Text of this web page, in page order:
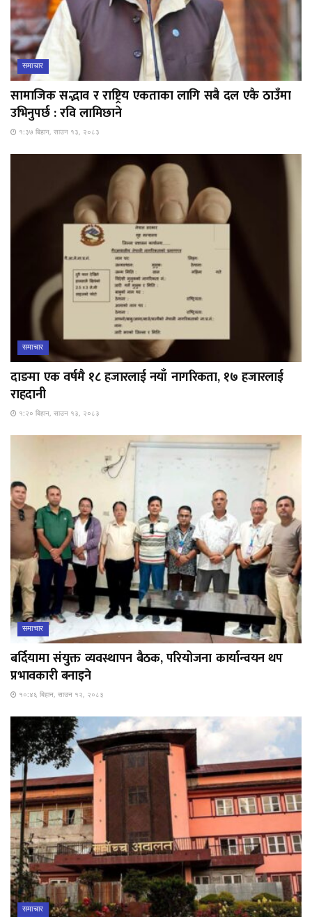
समाचार
सामाजिक सद्भाव र राष्ट्रिय एकताका लागि सबै दल एकै ठाउँमा
उभिनुपर्छ : रवि लामिछाने
१:३७ बिहान, साउन १३, २०८३
समाचार
दाङमा एक वर्षमै १८ हजारलाई नयाँ नागरिकता, १७ हजारलाई
राहदानी
१:२० बिहान, साउन १३, २०८३
समाचार
बर्दियामा संयुक्त व्यवस्थापन बैठक, परियोजना कार्यान्वयन थप
प्रभावकारी बनाइने
१०:४६ बिहान, साउन १२, २०८३
समाचार